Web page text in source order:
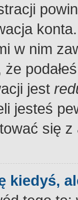
w nim
jest
jesteś
się
kiedyś,